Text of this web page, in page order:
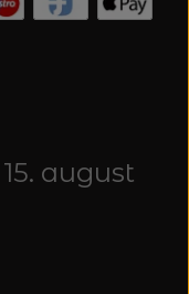
august